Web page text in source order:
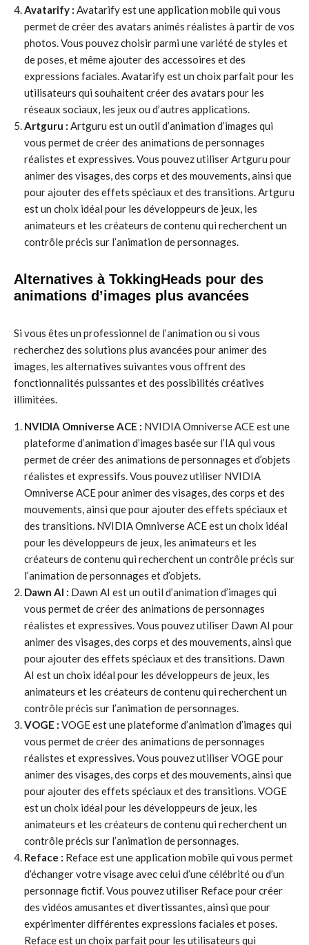
Avatarify : Avatarify est une application mobile qui vous
permet de créer des avatars animés réalistes à partir de vos
photos. Vous pouvez choisir parmi une variété de styles et
de poses, et même ajouter des accessoires et des
expressions faciales. Avatarify est un choix parfait pour les
utilisateurs qui souhaitent créer des avatars pour les
réseaux sociaux, les jeux ou d’autres applications.
Artguru : Artguru est un outil d’animation d’images qui
vous permet de créer des animations de personnages
réalistes et expressives. Vous pouvez utiliser Artguru pour
animer des visages, des corps et des mouvements, ainsi que
pour ajouter des effets spéciaux et des transitions. Artguru
est un choix idéal pour les développeurs de jeux, les
animateurs et les créateurs de contenu qui recherchent un
contrôle précis sur l’animation de personnages.
Alternatives à TokkingHeads pour des
animations d’images plus avancées
Si vous êtes un professionnel de l’animation ou si vous
recherchez des solutions plus avancées pour animer des
images, les alternatives suivantes vous offrent des
fonctionnalités puissantes et des possibilités créatives
illimitées.
NVIDIA Omniverse ACE : NVIDIA Omniverse ACE est une
plateforme d’animation d’images basée sur l’IA qui vous
permet de créer des animations de personnages et d’objets
réalistes et expressifs. Vous pouvez utiliser NVIDIA
Omniverse ACE pour animer des visages, des corps et des
mouvements, ainsi que pour ajouter des effets spéciaux et
des transitions. NVIDIA Omniverse ACE est un choix idéal
pour les développeurs de jeux, les animateurs et les
créateurs de contenu qui recherchent un contrôle précis sur
l’animation de personnages et d’objets.
Dawn AI : Dawn AI est un outil d’animation d’images qui
vous permet de créer des animations de personnages
réalistes et expressives. Vous pouvez utiliser Dawn AI pour
animer des visages, des corps et des mouvements, ainsi que
pour ajouter des effets spéciaux et des transitions. Dawn
AI est un choix idéal pour les développeurs de jeux, les
animateurs et les créateurs de contenu qui recherchent un
contrôle précis sur l’animation de personnages.
VOGE : VOGE est une plateforme d’animation d’images qui
vous permet de créer des animations de personnages
réalistes et expressives. Vous pouvez utiliser VOGE pour
animer des visages, des corps et des mouvements, ainsi que
pour ajouter des effets spéciaux et des transitions. VOGE
est un choix idéal pour les développeurs de jeux, les
animateurs et les créateurs de contenu qui recherchent un
contrôle précis sur l’animation de personnages.
Reface : Reface est une application mobile qui vous permet
d’échanger votre visage avec celui d’une célébrité ou d’un
personnage fictif. Vous pouvez utiliser Reface pour créer
des vidéos amusantes et divertissantes, ainsi que pour
expérimenter différentes expressions faciales et poses.
Reface est un choix parfait pour les utilisateurs qui